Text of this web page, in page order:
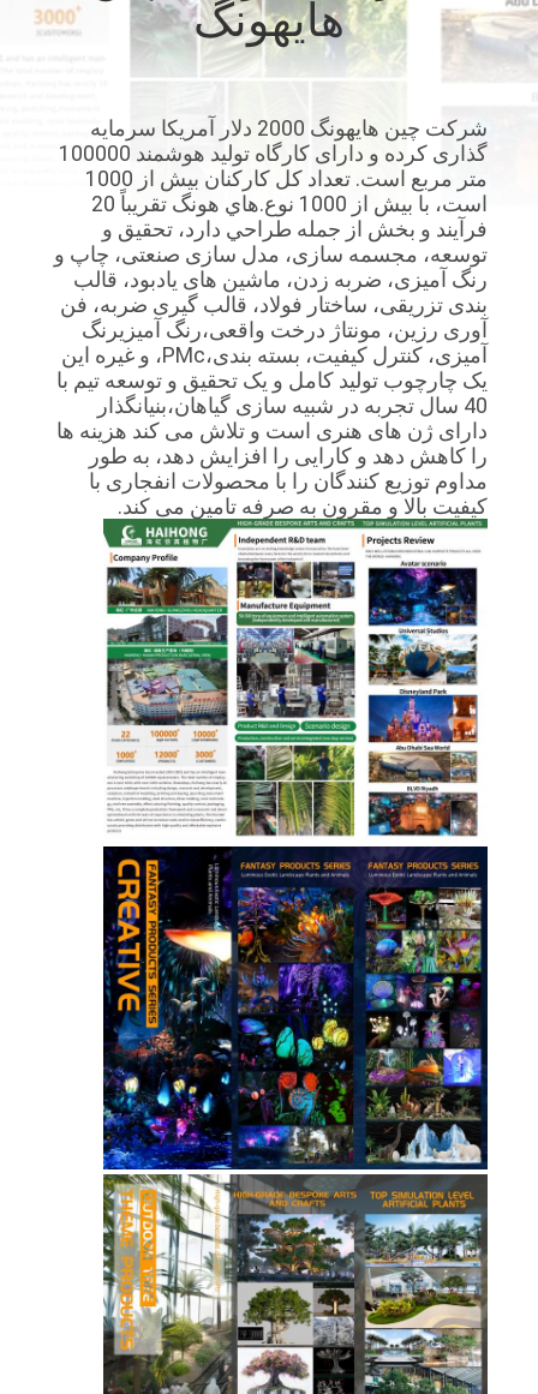
کارخانه
کیفیت
تماس
بگیرید
اخبار
موارد
درخواست
قیمت
نقشه
سایت
سیاست
حفظ
حریم
خصوصی
هایهونگ
شرکت چین هایهونگ 2000 دلار آمریکا سرمایه
گذاری کرده و دارای کارگاه تولید هوشمند 100000
متر مربع است. تعداد کل کارکنان بیش از 1000
است، با بیش از 1000 نوع.هاي هونگ تقريباً 20
فرآیند و بخش از جمله طراحي دارد، تحقیق و
توسعه، مجسمه سازی، مدل سازی صنعتی، چاپ و
رنگ آمیزی، ضربه زدن، ماشین های یادبود، قالب
بندی تزریقی، ساختار فولاد، قالب گیری ضربه، فن
آوری رزین، مونتاژ درخت واقعی،رنگ آمیزیرنگ
آمیزی، کنترل کیفیت، بسته بندی،PMc، و غیره این
یک چارچوب تولید کامل و یک تحقیق و توسعه تیم با
40 سال تجربه در شبیه سازی گیاهان،بنیانگذار
دارای ژن های هنری است و تلاش می کند هزینه ها
را کاهش دهد و کارایی را افزایش دهد، به طور
مداوم توزیع کنندگان را با محصولات انفجاری با
کیفیت بالا و مقرون به صرفه تامین می کند.